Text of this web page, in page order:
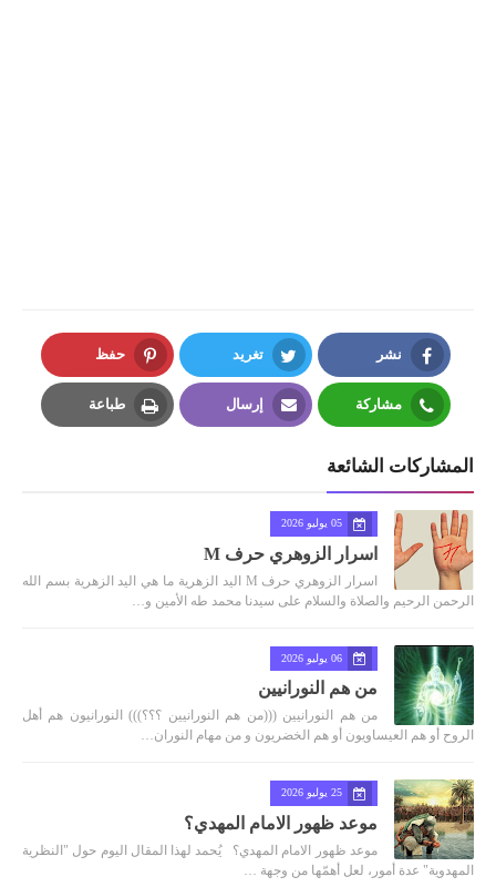
نشر
Facebook
تغريد
Twitter
حفظ
Pinterest
مشاركة إرسال طباعة
المشاركات الشائعة
05 يوليو 2026
اسرار الزوهري حرف M
اسرار الزوهري حرف M اليد الزهرية ما هي اليد الزهرية بسم الله
الرحمن الرحيم والصلاة والسلام على سيدنا محمد طه الأمين و…
06 يوليو 2026
من هم النورانيين
من هم النورانيين (((من هم النورانيين ؟؟؟))) النورانيون هم أهل
الروح أو هم العيساويون أو هم الخضريون و من مهام النوران…
25 يوليو 2026
موعد ظهور الامام المهدي؟
موعد ظهور الامام المهدي؟ يُحمد لهذا المقال اليوم حول "النظرية
المهدوية" عدة أمور، لعل أهمّها من وجهة …